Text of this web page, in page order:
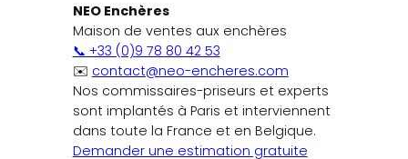
NEO Enchères
Maison de ventes aux enchères
📞 +33 (0)9 78 80 42 53
✉️ contact@neo-encheres.com
Nos commissaires-priseurs et experts
sont implantés à Paris et interviennent
dans toute la France et en Belgique.
Demander une estimation gratuite